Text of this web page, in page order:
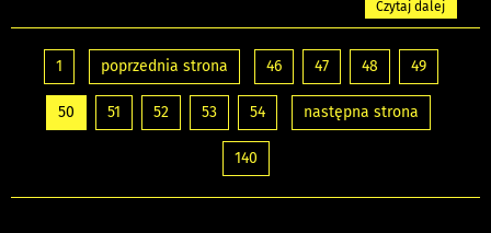
Czytaj dalej
1 poprzednia strona 46 47 48 49
50 51 52 53 54 następna strona
140